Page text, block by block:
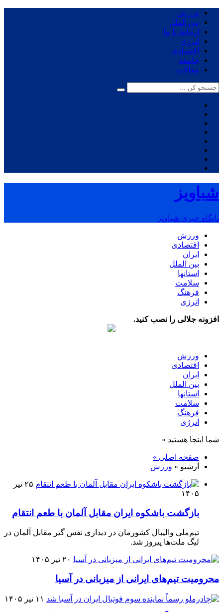
ورزش
بین الملل
ارتباط با ما
انرژی
اقتصادی
جامعه
مقالات
شباویز
پایگاه خبری شباویز
ورزش
اقتصادی
ایران
بین الملل
استانها
سلامت
فرهنگ
انرژی
افزونه جلالی را نصب کنید.
ورزش
اقتصادی
ایران
بین الملل
استانها
سلامت
فرهنگ
انرژی
شما اینجا هستید »
صفحه اصلی »
آرشیو » ورزش
۲۵ تیر
۱۴۰۵
بازگشت باشکوه ایران مقابل آلمان با طعم انتقام
تیم‌ملی والیبال کشورمان در دیداری نفس گیر مقابل آلمان در
لیگ ملت‌ها پیروز شد.
۲۰ تیر ۱۴۰۵
محرومیت تیم‌های ایرانی از میزبانی در آسیا
۱۱ تیر ۱۴۰۵